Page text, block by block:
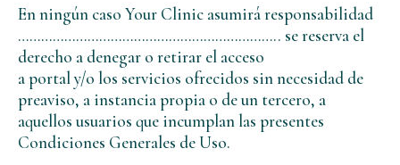
En ningún caso Your Clinic asumirá responsabilidad
………………………………………………………….. se reserva el
derecho a denegar o retirar el acceso
a portal y/o los servicios ofrecidos sin necesidad de
preaviso, a instancia propia o de un tercero, a
aquellos usuarios que incumplan las presentes
Condiciones Generales de Uso.